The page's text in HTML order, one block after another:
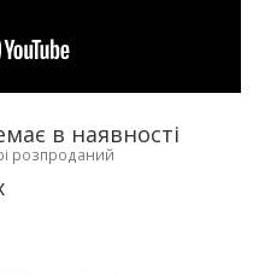
в наявності
розпроданий